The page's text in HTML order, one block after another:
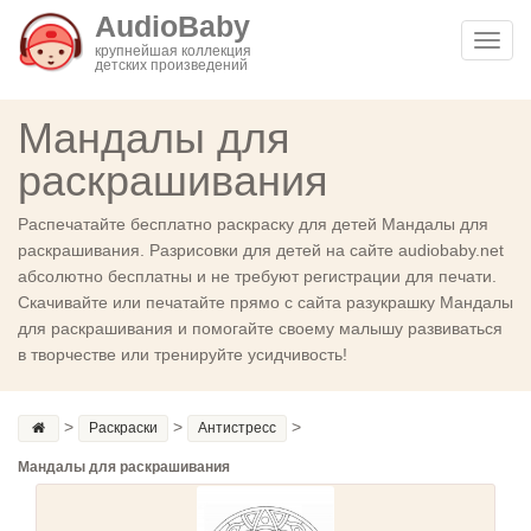
AudioBaby
крупнейшая коллекция
детских произведений
Мандалы для
раскрашивания
Распечатайте бесплатно раскраску для детей Мандалы для
раскрашивания. Разрисовки для детей на сайте audiobaby.net
абсолютно бесплатны и не требуют регистрации для печати.
Скачивайте или печатайте прямо с сайта разукрашку Мандалы
для раскрашивания и помогайте своему малышу развиваться
в творчестве или тренируйте усидчивость!
> Раскраски > Антистресс >
Мандалы для раскрашивания